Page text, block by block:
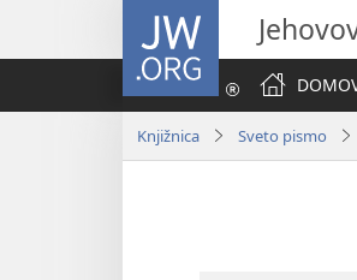
JW.ORG
Knjižnica Sveto pismo